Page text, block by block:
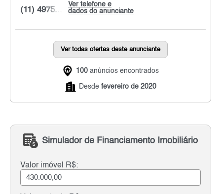
Ver telefone e
dados do anunciante
(11) 4975...
Ver todas ofertas deste anunciante
100 anúncios encontrados
Desde fevereiro de 2020
Simulador de Financiamento Imobiliário
Valor imóvel R$: